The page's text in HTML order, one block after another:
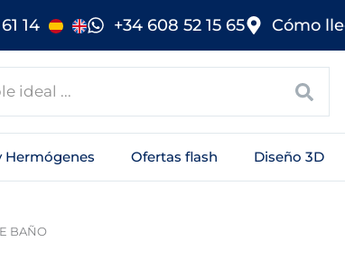
14 +34 608 52 15 65 Cómo
Hermógenes Ofertas flash Diseño 3D
BAÑO